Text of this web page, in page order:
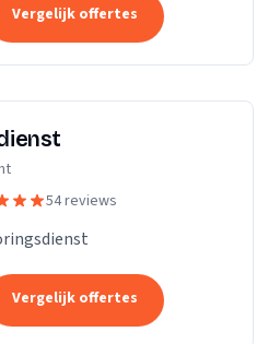
Vergelijk offertes
54 reviews
Vergelijk offertes